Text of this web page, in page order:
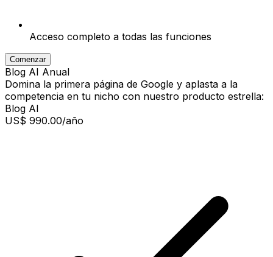
Acceso completo a todas las funciones
Comenzar
Blog AI Anual
Domina la primera página de Google y aplasta a la
competencia en tu nicho con nuestro producto estrella:
Blog AI
US$ 990.00/año